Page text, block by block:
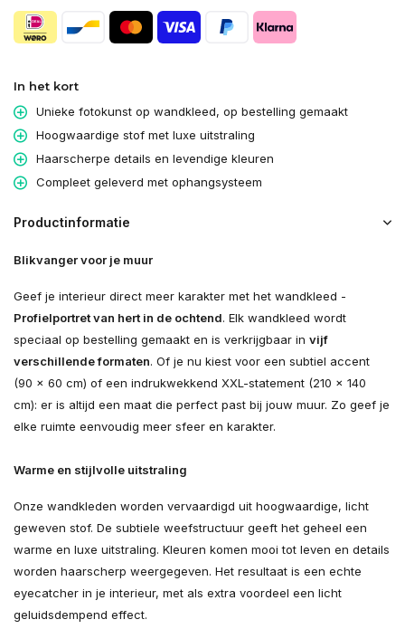
In het kort
Unieke fotokunst op wandkleed, op bestelling gemaakt
Hoogwaardige stof met luxe uitstraling
Haarscherpe details en levendige kleuren
Compleet geleverd met ophangsysteem
Productinformatie
Blikvanger voor je muur
Geef je interieur direct meer karakter met het wandkleed -
Profielportret van hert in de ochtend. Elk wandkleed wordt
speciaal op bestelling gemaakt en is verkrijgbaar in vijf
verschillende formaten. Of je nu kiest voor een subtiel accent
(90 × 60 cm) of een indrukwekkend XXL-statement (210 × 140
cm): er is altijd een maat die perfect past bij jouw muur. Zo geef je
elke ruimte eenvoudig meer sfeer en karakter.
Warme en stijlvolle uitstraling
Onze wandkleden worden vervaardigd uit hoogwaardige, licht
geweven stof. De subtiele weefstructuur geeft het geheel een
warme en luxe uitstraling. Kleuren komen mooi tot leven en details
worden haarscherp weergegeven. Het resultaat is een echte
eyecatcher in je interieur, met als extra voordeel een licht
geluidsdempend effect.